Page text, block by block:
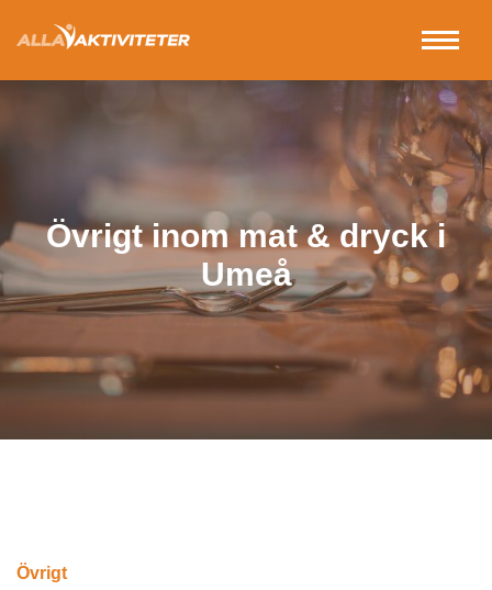
Övrigt inom mat & dryck i
Umeå
Övrigt